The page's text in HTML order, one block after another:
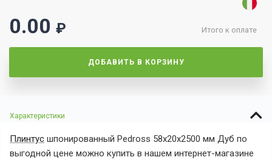
Итого к оплате
0.00 ₽
ДОБАВИТЬ В КОРЗИНУ
Характеристики
Плинтус шпонированный Pedross 58x20x2500 мм Дуб по
выгодной цене можно купить в нашем интернет-магазине